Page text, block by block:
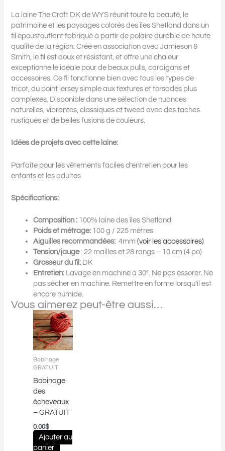
La laine The Croft DK de WYS réunit toute la beauté, le
patrimoine et les paysages colorés des îles Shetland dans un
fil époustouflant fabriqué à partir de polaire durable de haute
qualité de la région. Créé en association avec Jamieson &
Smith, le fil est doux et résistant, et offre une chaleur
exceptionnelle idéale pour de beaux pulls, cardigans et
accessoires. Ce fil fonctionne bien avec tous les types de
tricot, du point jersey simple aux textures et torsades plus
complexes. Disponible dans une sélection de nuances
naturelles, vibrantes, classiques et tweed avec des taches
rustiques et de belles fusions de couleurs.
Idées de projets avec cette laine:
Parfaite pour les vêtements faciles d’entretien pour les
enfants et les adultes
Spécifications:
Composition : 100% laine des îles Shetland
Poids et métrage: 100 g / 225 mètres
Aiguilles recommandées: 4mm(voir les accessoires)
Tension/jauge: 22 mailles et 28 rangs – 10 cm (4 po)
Grosseur du fil: DK
Entretien: Lavage en machine à 30°. Ne pas essorer. Ne
pas sécher en machine. Remettre en forme lorsqu’il est
encore humide.
Vous aimerez peut-être aussi…
Bobinage
GRATUIT
Bobinage
des
écheveaux
– GRATUIT
0.00$
Ajouter au
panier